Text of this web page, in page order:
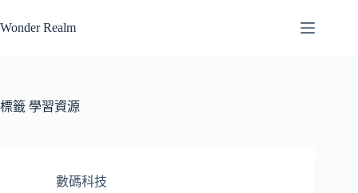
至
容
Wonder Realm
標籤 學習資源
數碼科技